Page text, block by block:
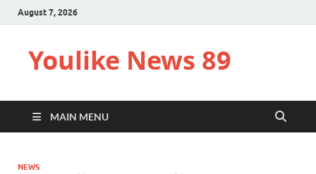
August 7, 2026
Youlike News 89
MAIN MENU
NEWS